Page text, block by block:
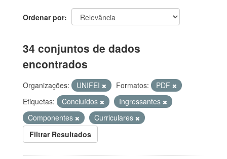
Ordenar por
34 conjuntos de dados
encontrados
Organizações: UNIFEI Formatos:
PDF
Etiquetas:
Concluídos
Ingressantes
Componentes
Curriculares
Filtrar Resultados